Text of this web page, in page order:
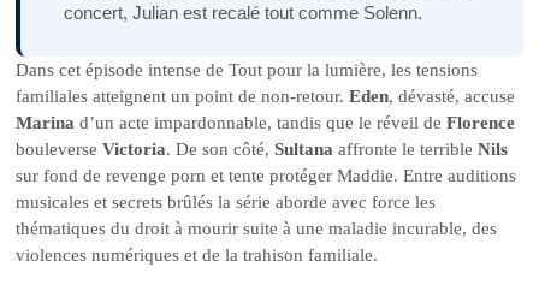
concert, Julian est recalé tout comme Solenn.
Dans cet épisode intense de Tout pour la lumière, les tensions
familiales atteignent un point de non-retour.Eden, dévasté, accuse
Marina d’un acte impardonnable, tandis que le réveil deFlorence
bouleverseVictoria. De son côté,Sultana affronte le terribleNils
sur fond de revenge porn et tente protéger Maddie. Entre auditions
musicales et secrets brûlés la série aborde avec force les
thématiques du droit à mourir suite à une maladie incurable, des
violences numériques et de la trahison familiale.